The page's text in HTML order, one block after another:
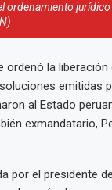
ordenamiento
la
emitidas
al Estado
exmandatario,
el presidente